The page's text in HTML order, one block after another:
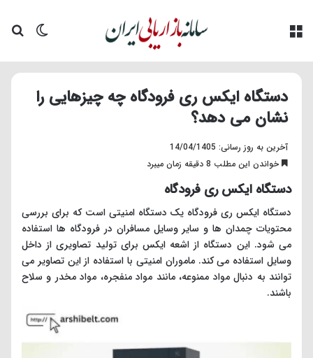
تغییر
دستگاه ایکس ری فرودگاه چه چیزهایی را
نشان می دهد؟
آخرین به روز رسانی: 14/04/1405
خواندن این مطلب 8 دقیقه زمان میبرد
دستگاه ایکس ری فرودگاه
دستگاه ایکس ری فرودگاه یک دستگاه امنیتی است که برای بررسی
محتویات چمدان ها و سایر وسایل مسافران در فرودگاه ها استفاده
می شود. این دستگاه از اشعه ایکس برای تولید تصاویری از داخل
وسایل استفاده می کند. ماموران امنیتی با استفاده از این تصاویر می
توانند به دنبال مواد ممنوعه، مانند مواد منفجره، مواد مخدر و سلاح
باشند.